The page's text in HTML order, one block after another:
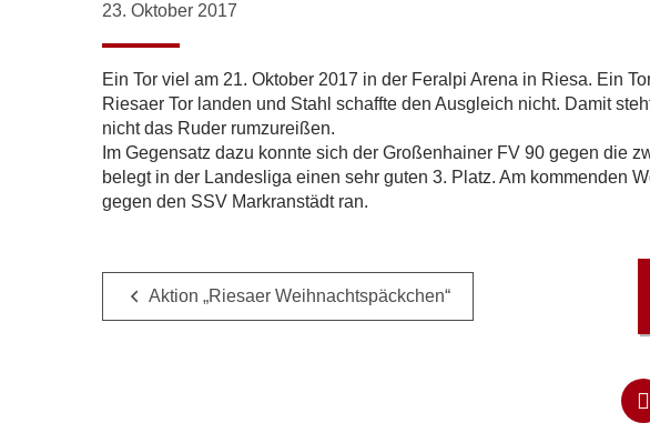
23. Oktober 2017
Ein Tor viel am 21. Oktober 2017 in der Feralpi Arena in Riesa. Ein
Riesaer Tor landen und Stahl schaffte den Ausgleich nicht. Damit
nicht das Ruder rumzureißen.
Im Gegensatz dazu konnte sich der Großenhainer FV 90 gegen die
belegt in der Landesliga einen sehr guten 3. Platz. Am kommenden
gegen den SSV Markranstädt ran.
Aktion „Riesaer Weihnachtspäckchen“